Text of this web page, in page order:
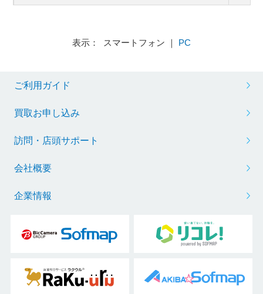
表示： スマートフォン ｜ PC
ご利用ガイド
買取お申し込み
訪問・店頭サポート
会社概要
企業情報